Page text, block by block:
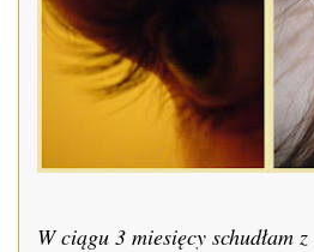
W ciągu 3 miesięcy schudłam